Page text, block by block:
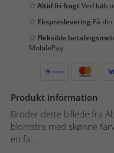
Altid fri fragtVed køb
Ekspreslevering Få
Fleksible
MobilePay.
Produkt information
Broder dette billede fra
blomstre med skønne
en fa...